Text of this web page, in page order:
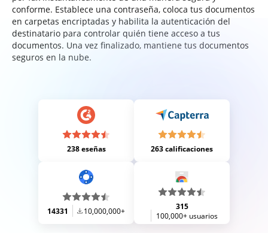
conforme. Establece una contraseña, coloca tus documentos
en carpetas encriptadas y habilita la autenticación del
destinatario para controlar quién tiene acceso a tus
documentos. Una vez finalizado, mantiene tus documentos
seguros en la nube.
238 eseñas 263 calificaciones
14331 10,000,000+
315
100,000+ usuarios